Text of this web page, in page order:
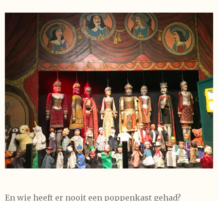
En wie heeft er nooit een poppenkast gehad?